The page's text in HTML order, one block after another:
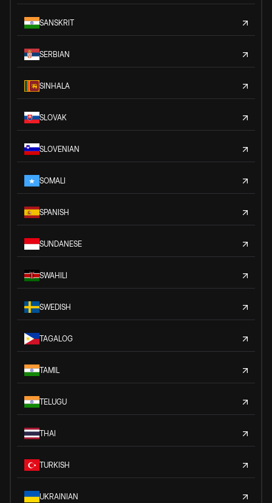
SANSKRIT
SERBIAN
SINHALA
SLOVAK
SLOVENIAN
SOMALI
SPANISH
SUNDANESE
SWAHILI
SWEDISH
TAGALOG
TAMIL
TELUGU
THAI
TURKISH
UKRAINIAN